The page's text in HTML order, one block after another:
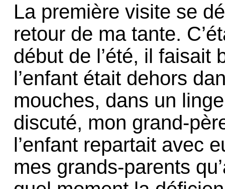
La première visite se
retour de ma tante.
début de l’été, il faisait
l’enfant était dehors
mouches, dans un
discuté, mon grand-
l’enfant repartait avec
mes grands-parents